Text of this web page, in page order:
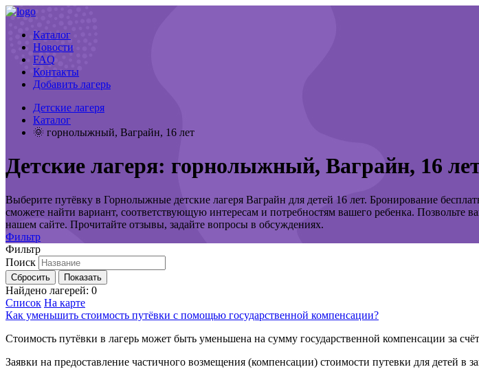
Каталог
Новости
FAQ
Контакты
Добавить лагерь
Детские лагеря
Каталог
🌞 горнолыжный, Ваграйн, 16 лет
Детские лагеря: горнолыжный, Ваграйн, 16
Выберите путёвку в Горнолыжные детские лагеря Ваграйн для детей 16 лет. Бронирование
сможете найти вариант, соответствующую интересам и потребностям вашего ребенка.
нашем сайте. Прочитайте отзывы, задайте вопросы в обсуждениях.
Фильтр
Фильтр
Поиск
Сбросить Показать
Найдено лагерей: 0
Список На карте
Как уменьшить стоимость путёвки с помощью государственной компенсации?
Стоимость путёвки в лагерь может быть уменьшена на сумму государственной компенсации за
Заявки на предоставление частичного возмещения (компенсации) стоимости путевки для детей в